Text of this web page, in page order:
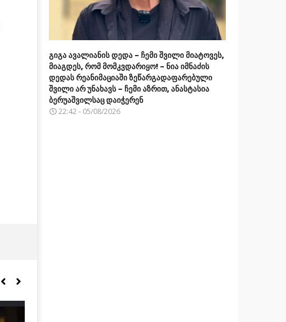
გიგა ავალიანის დედა – ჩემი შვილი მიატოვეს,
მიაგდეს, რომ მომკვდარიყო! – ნია იმნაძის
დედას რეანიმაციაში ზეწარგადაფარებული
შვილი არ უნახავს – ჩემი აზრით, ანასტასია
ბერუაშვილსაც დაიჭერენ
22:42 - 05/08/2026